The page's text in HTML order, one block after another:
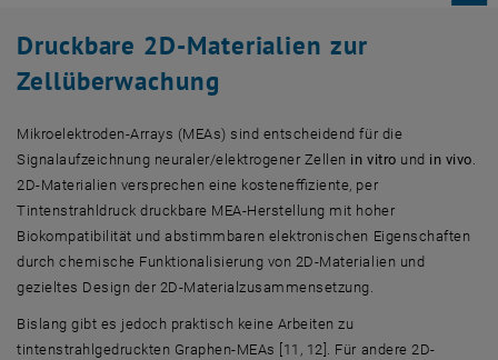
Druckbare 2D-Materialien zur
Zellüberwachung
Mikroelektroden-Arrays (MEAs) sind entscheidend für die
Signalaufzeichnung neuraler/elektrogener Zellen in vitro und in vivo.
2D-Materialien versprechen eine kosteneffiziente, per
Tintenstrahldruck druckbare MEA-Herstellung mit hoher
Biokompatibilität und abstimmbaren elektronischen Eigenschaften
durch chemische Funktionalisierung von 2D-Materialien und
gezieltes Design der 2D-Materialzusammensetzung.
Bislang gibt es jedoch praktisch keine Arbeiten zu
tintenstrahlgedruckten Graphen-MEAs [11, 12]. Für andere 2D-